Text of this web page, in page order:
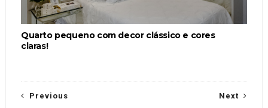
Quarto pequeno com decor clássico e cores
claras!
Next
Previous